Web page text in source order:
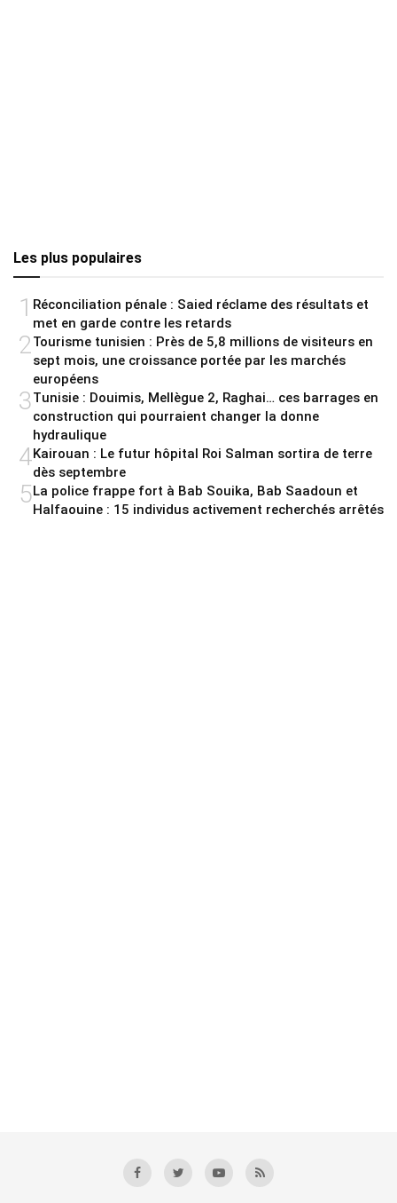
Les plus populaires
1 Réconciliation pénale : Saied réclame des résultats et
met en garde contre les retards
2Tourisme tunisien : Près de 5,8 millions de visiteurs en
sept mois, une croissance portée par les marchés
européens
3Tunisie : Douimis, Mellègue 2, Raghai… ces barrages en
construction qui pourraient changer la donne
hydraulique
4Kairouan : Le futur hôpital Roi Salman sortira de terre
dès septembre
5La police frappe fort à Bab Souika, Bab Saadoun et
Halfaouine : 15 individus activement recherchés arrêtés